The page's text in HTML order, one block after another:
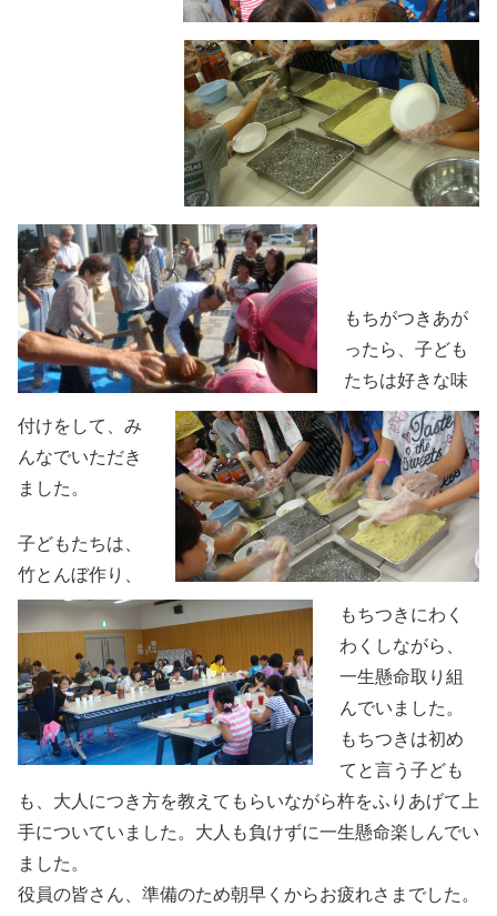
もちがつきあが
ったら、子ども
たちは好きな味
付けをして、み
んなでいただき
ました。
子どもたちは、
竹とんぼ作り、
もちつきにわく
わくしながら、
一生懸命取り組
んでいました。
もちつきは初め
てと言う子ども
も、大人につき方を教えてもらいながら杵をふりあげて上
手についていました。大人も負けずに一生懸命楽しんでい
ました。
役員の皆さん、準備のため朝早くからお疲れさまでした。